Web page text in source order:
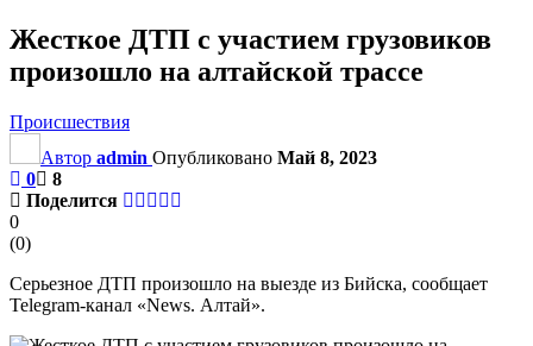
Жесткое ДТП с участием грузовиков
произошло на алтайской трассе
Происшествия
Автор admin Опубликовано Май 8, 2023
0
8
Поделится
0
(0)
Серьезное ДТП произошло на выезде из Бийска, сообщает
Telegram-канал «News. Алтай».